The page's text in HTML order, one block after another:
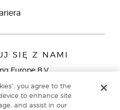
SIĘ Z NAMI
Europe B.V.
Groningen
you agree to the
to enhance site
and assist in our